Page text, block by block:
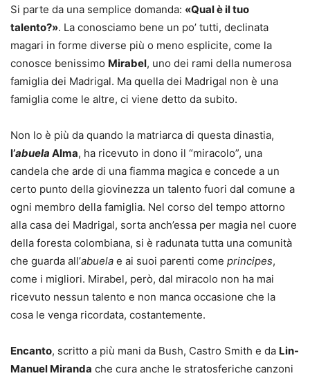
Si parte da una semplice domanda: «Qual è il tuo
talento?». La conosciamo bene un po’ tutti, declinata
magari in forme diverse più o meno esplicite, come la
conosce benissimo Mirabel, uno dei rami della numerosa
famiglia dei Madrigal. Ma quella dei Madrigal non è una
famiglia come le altre, ci viene detto da subito.
Non lo è più da quando la matriarca di questa dinastia,
l’abuela Alma, ha ricevuto in dono il “miracolo”, una
candela che arde di una fiamma magica e concede a un
certo punto della giovinezza un talento fuori dal comune a
ogni membro della famiglia. Nel corso del tempo attorno
alla casa dei Madrigal, sorta anch’essa per magia nel cuore
della foresta colombiana, si è radunata tutta una comunità
che guarda all’abuela e ai suoi parenti come principes,
come i migliori. Mirabel, però, dal miracolo non ha mai
ricevuto nessun talento e non manca occasione che la
cosa le venga ricordata, costantemente.
Encanto, scritto a più mani da Bush, Castro Smith e da Lin-
Manuel Miranda che cura anche le stratosferiche canzoni